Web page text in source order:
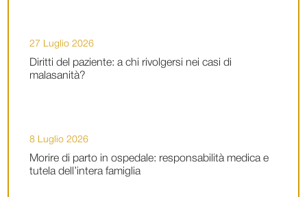
Diritti del paziente: a chi rivolgersi nei casi di
malasanità?
27 Luglio 2026
Morire di parto in ospedale: responsabilità medica e
tutela dell’intera famiglia
8 Luglio 2026